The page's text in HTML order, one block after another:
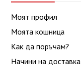
Моят профил
Моята кошница
Как да поръчам?
Начини на доставка